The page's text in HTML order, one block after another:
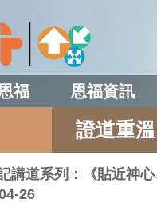
福 恩福資訊
證道重溫
講道系列：《貼近神
26